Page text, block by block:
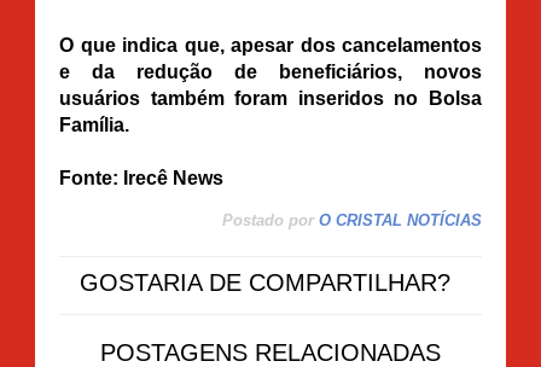
O que indica que, apesar dos cancelamentos
e da redução de beneficiários, novos
usuários também foram inseridos no Bolsa
Família.
Fonte: Irecê News
Postado por O CRISTAL NOTÍCIAS
GOSTARIA DE COMPARTILHAR?
POSTAGENS RELACIONADAS